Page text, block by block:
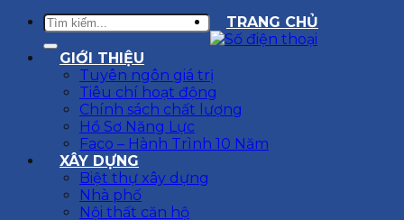
TRANG CHỦ
GIỚI THIỆU
Tuyên ngôn giá trị
Tiêu chí hoạt động
Chính sách chất lượng
Hồ Sơ Năng Lực
Faco – Hành Trình 10 Năm
XÂY DỰNG
Biệt thự xây dựng
Nhà phố
Nội thất căn hộ